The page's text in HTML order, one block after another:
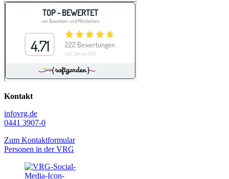
Kontakt
infovrg.de
0441 3907-0
Zum Kontaktformular
Personen in der VRG